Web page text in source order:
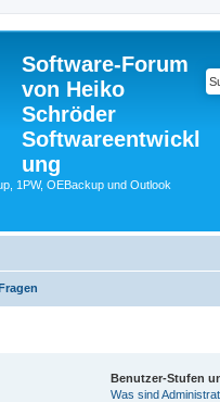
Software-Forum
von Heiko
Schröder
Softwareentwickl
ung
1PW, OEBackup und Outlook
Benutzer-Stufen
Was sind